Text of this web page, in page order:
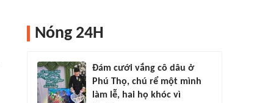
Nóng 24H
Đám cưới vắng cô dâu ở
Phú Thọ, chú rể một mình
làm lễ, hai họ khóc vì